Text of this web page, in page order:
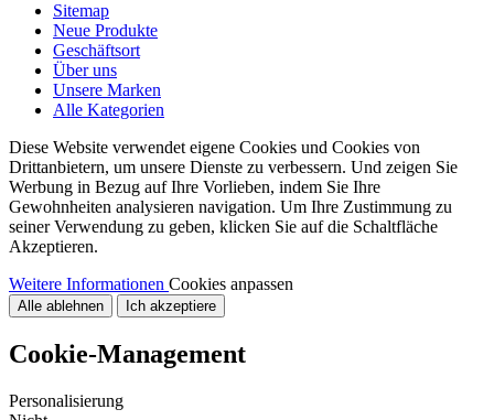
Sitemap
Neue Produkte
Geschäftsort
Über uns
Unsere Marken
Alle Kategorien
Diese Website verwendet eigene Cookies und Cookies von
Drittanbietern, um unsere Dienste zu verbessern. Und zeigen Sie
Werbung in Bezug auf Ihre Vorlieben, indem Sie Ihre
Gewohnheiten analysieren navigation. Um Ihre Zustimmung zu
seiner Verwendung zu geben, klicken Sie auf die Schaltfläche
Akzeptieren.
Weitere Informationen Cookies anpassen
Alle ablehnen Ich akzeptiere
Cookie-Management
Personalisierung